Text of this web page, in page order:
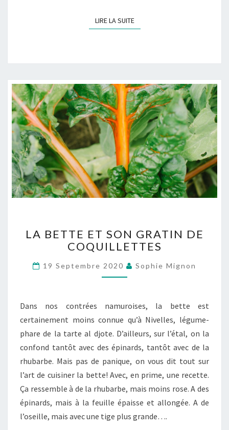
LIRE LA SUITELIRE LA SUITE
BETTE
ET
GRATIN
DE
LA BETTE ET SON GRATIN DE
COQUILLETTES
19 Septembre 2020 Sophie Mignon
Dans nos contrées namuroises, la bette est
certainement moins connue qu’à Nivelles, légume-
phare de la tarte al djote. D’ailleurs, sur l’étal, on la
confond tantôt avec des épinards, tantôt avec de la
rhubarbe. Mais pas de panique, on vous dit tout sur
l’art de cuisiner la bette! Avec, en prime, une recette.
Ça ressemble à de la rhubarbe, mais moins rose. A des
épinards, mais à la feuille épaisse et allongée. A de
l’oseille, mais avec une tige plus grande….